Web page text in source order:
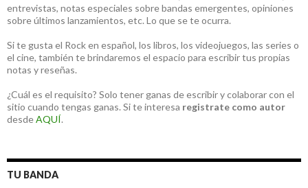
entrevistas, notas especiales sobre bandas emergentes, opiniones
sobre últimos lanzamientos, etc. Lo que se te ocurra.
Si te gusta el Rock en español, los libros, los videojuegos, las series o
el cine, también te brindaremos el espacio para escribir tus propias
notas y reseñas.
¿Cuál es el requisito? Solo tener ganas de escribir y colaborar con el
sitio cuando tengas ganas. Si te interesa registrate como autor
desdeAQUÍ.
TU BANDA